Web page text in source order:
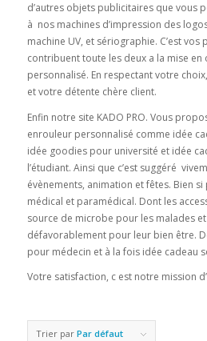
d’autres objets publicitaires que vous
à nos machines d’impression des
machine UV, et sériographie. C’est vos
contribuent toute les deux a la mise
personnalisé. En respectant votre
et votre détente chère client.
Enfin notre site KADO PRO. Vous
enrouleur personnalisé comme idée
idée goodies pour université et idée
l’étudiant. Ainsi que c’est suggéré
évènements, animation et fêtes. Bien
médical et paramédical. Dont les
source de microbe pour les malades
défavorablement pour leur bien être.
pour médecin et à la fois idée cadeau
Votre satisfaction, c est notre mission
Trier par Par défaut